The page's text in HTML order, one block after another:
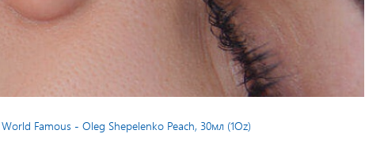
Famous - Oleg Shepelenko Peach, 30мл (1Oz)